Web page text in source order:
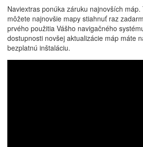
Naviextras ponúka záruku najnovších
môžete najnovšie mapy stiahnuť raz
prvého použitia Vášho navigačného
dostupnosti novšej aktualizácie máp máte
bezplatnú inštaláciu.